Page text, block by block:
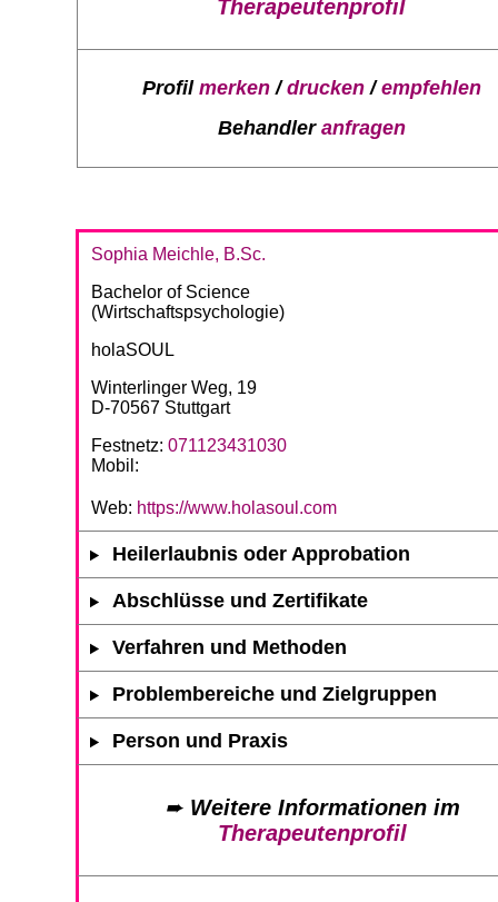
Therapeutenprofil
Profil merken/drucken/empfehlen
Behandler anfragen
Sophia Meichle, B.Sc.
Bachelor of Science
(Wirtschaftspsychologie)
holaSOUL
Winterlinger Weg, 19
D-70567 Stuttgart
Festnetz: 071123431030
Mobil:
Web: https://www.holasoul.com
Heilerlaubnis oder Approbation
Abschlüsse und Zertifikate
Verfahren und Methoden
Problembereiche und Zielgruppen
Person und Praxis
➨ Weitere Informationen im
Therapeutenprofil